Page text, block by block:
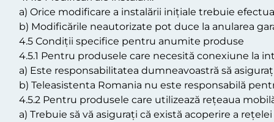
a) Orice modificare a instalării inițiale trebuie
b) Modificările neautorizate pot duce la anularea
4.5 Condiții specifice pentru anumite produse
4.5.1 Pentru produsele care necesită conexiune la
a) Este responsabilitatea dumneavoastră să
b) Teleasistenta Romania nu este responsabilă
4.5.2 Pentru produsele care utilizează rețeaua
a) Trebuie să vă asigurați că există acoperire a